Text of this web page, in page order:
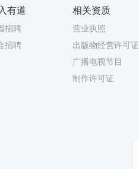
有道
招聘
招聘
相关资质
营业执照
出版物经营许可证
广播电视节目
制作许可证